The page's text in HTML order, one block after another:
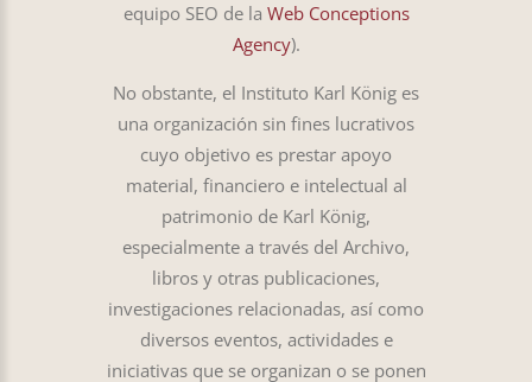
equipo SEO de la Web Conceptions
Agency).
No obstante, el Instituto Karl König es
una organización sin fines lucrativos
cuyo objetivo es prestar apoyo
material, financiero e intelectual al
patrimonio de Karl König,
especialmente a través del Archivo,
libros y otras publicaciones,
investigaciones relacionadas, así como
diversos eventos, actividades e
iniciativas que se organizan o se ponen